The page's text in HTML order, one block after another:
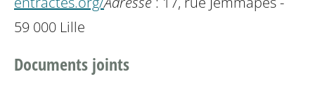
59 000 Lille
Documents joints